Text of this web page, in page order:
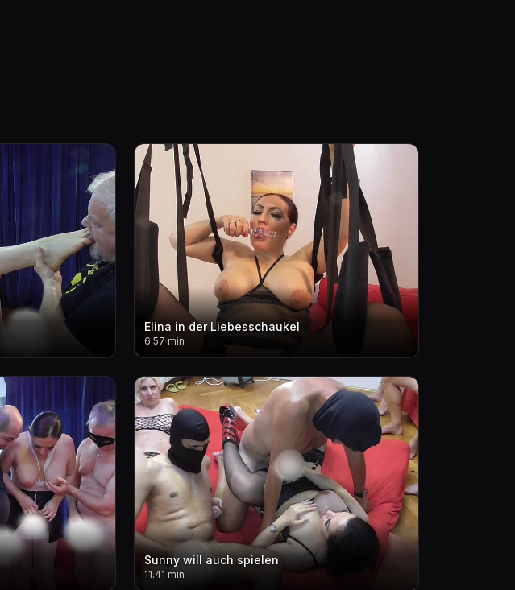
Elina in der Liebesschaukel
6.57 min
Sunny will auch spielen
11.41 min